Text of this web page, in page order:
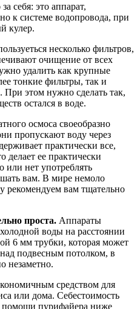
себя: это аппарат,
к системе водопровода, при
кулер.
несколько фильтров,
очищение от всех
удалить как крупные
тонкие фильтры, так и
При этом нужно сделать так,
остался в воде.
осмоса своеобразно
пропускают воду через
практически все,
делает ее практически
или нет употреблять
вам. В мире немоло
рекомендуем вам тщательно
проста. Аппараты
воды на расстоянии
6 мм трубки, которая может
подвесным потолком, в
незаметно.
средством для
или дома. Себестоимость
помощи пурифайера ниже